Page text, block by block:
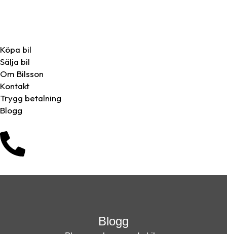
Köpa bil
Sälja bil
Om Bilsson
Kontakt
Trygg betalning
Blogg
Blogg